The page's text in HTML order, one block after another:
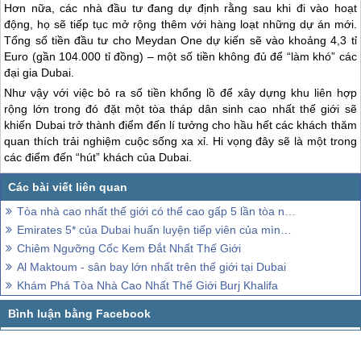
Hơn nữa, các nhà đầu tư đang dự định rằng sau khi đi vào hoạt
động, họ sẽ tiếp tục mở rộng thêm với hàng loạt những dự án mới.
Tổng số tiền đầu tư cho Meydan One dự kiến sẽ vào khoảng 4,3 tỉ
Euro (gần 104.000 tỉ đồng) – một số tiền không đủ để “làm khó” các
đại gia Dubai
Như vậy với việc bỏ ra số tiền khổng lồ để xây dựng khu liên hợp
rộng lớn trong đó đặt một tòa tháp dân sinh cao nhất thế giới sẽ
khiến Dubaitrở thành điểm đến lí tưởng cho hầu hết các khách thăm
quan thích trải nghiệm cuộc sống xa xỉ. Hi vọng đây sẽ là một trong
các điểm đến “hút” khách của Dubai
Tòa nhà cao nhất thế giới có thể cao gấp 5 lần tòa nhà Buji Dubai
Emirates 5* của Dubai huấn luyện tiếp viên của mình ra sao?
Chiêm Ngưỡng Cốc Kem Đắt Nhất Thế Giới
Al Maktoum - sân bay lớn nhất trên thế giới tại Dubai
Khám Phá Tòa Nhà Cao Nhất Thế Giới Burj Khalifa